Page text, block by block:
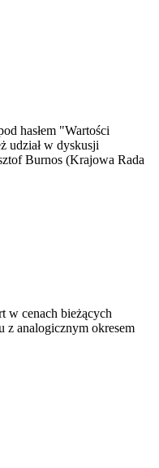
hasłem "Wartości
udział w dyskusji
Burnos (Krajowa Rada
w cenach bieżących
z analogicznym okresem